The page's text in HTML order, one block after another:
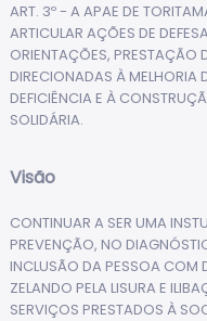
ART. 3º - A APAE DE
ARTICULAR AÇÕES DE
ORIENTAÇÕES, PRESTAÇÃO
DIRECIONADAS À MELHORIA
DEFICIÊNCIA E À
SOLIDÁRIA.
Visão
CONTINUAR A SER UMA
PREVENÇÃO, NO
INCLUSÃO DA PESSOA COM
ZELANDO PELA LISURA E
SERVIÇOS PRESTADOS À